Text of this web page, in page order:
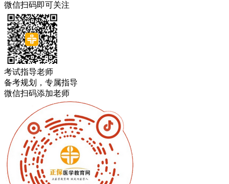
微信扫码即可关注
考试指导老师
备考规划，专属指导
微信扫码添加老师